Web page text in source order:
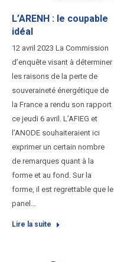
L’ARENH : le coupable
idéal
12 avril 2023 La Commission
d’enquête visant à déterminer
les raisons de la perte de
souveraineté énergétique de
la France a rendu son rapport
ce jeudi 6 avril. L’AFIEG et
l’ANODE souhaiteraient ici
exprimer un certain nombre
de remarques quant à la
forme et au fond. Sur la
forme, il est regrettable que le
panel…
Lire la suite